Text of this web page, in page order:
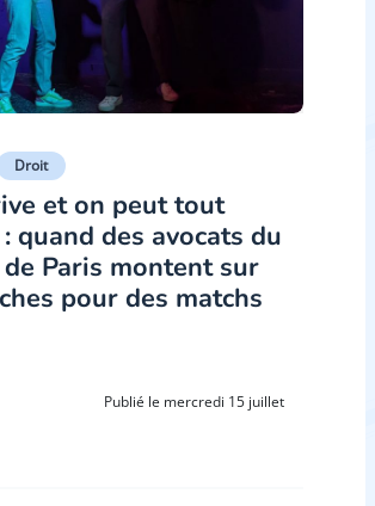
Droit
et on peut tout
quand des avocats du
Paris montent sur
pour des matchs
Publié le mercredi 15 juillet